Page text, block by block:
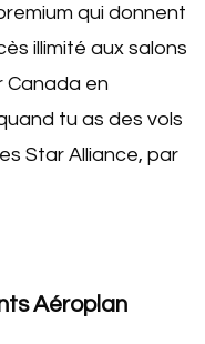
qui donnent
illimité aux salons
Canada en
tu as des vols
Star Alliance, par
Aéroplan